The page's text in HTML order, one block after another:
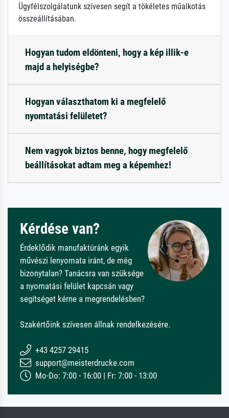
Ügyfélszolgálatunk szívesen segít a tökéletes műalkotás
összeállításában.
Hogyan tudom eldönteni, hogy a kép illik-e
majd a helyiségbe?
Hogyan választhatom ki a megfelelő
nyomtatási felületet?
Nem vagyok biztos benne, hogy megfelelő
beállításokat adtam meg a képemhez!
Kérdése van?
Érdeklődik manufaktúránk egyik
művészi lenyomata iránt, de még
bizonytalan? Tanácsra van szüksége
a nyomatási felület kapcsán vagy
segítséget kérne a megrendelésben?
Szakértőink szívesen állnak rendelkezésére.
+43 4257 29415
support@meisterdrucke.com
Mo-Do: 7:00 - 16:00 | Fr: 7:00 - 13:00